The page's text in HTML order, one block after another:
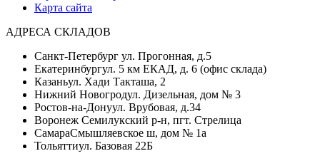
Карта сайта
АДРЕСА СКЛАДОВ
Санкт-Петербург ул. Прогонная, д.5
Екатеринбургул. 5 км ЕКАД, д. 6 (офис склада)
Казаньул. Хади Такташа, 2
Нижний Новогродул. Дизельная, дом № 3
Ростов-на-Донуул. Врубовая, д.34
Воронеж Семилукский р-н, пгт. Стрелица
СамараСмышляевское ш, дом № 1а
Тольяттиул. Базовая 22Б